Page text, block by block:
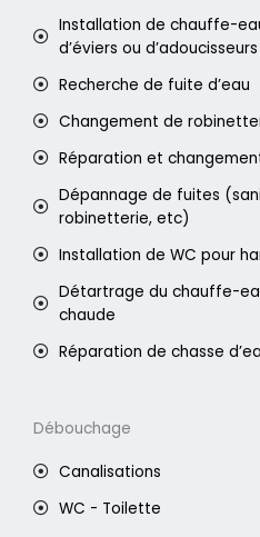
Installation de chauffe-
d’éviers ou d’adoucisseurs
Recherche de fuite d’eau
Changement de
Réparation et
Dépannage de fuites
robinetterie, etc)
Installation de WC pour
Détartrage du chauffe-
chaude
Réparation de chasse
Débouchage
Canalisations
WC - Toilette